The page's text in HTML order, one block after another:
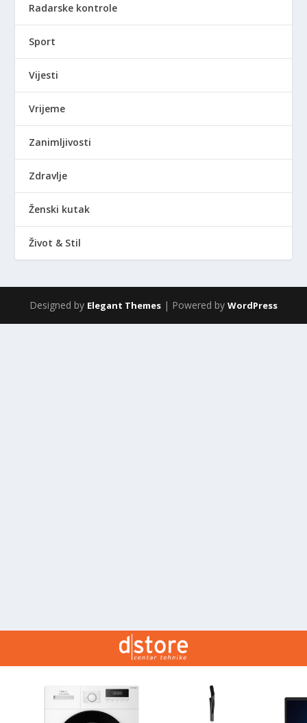
Radarske kontrole
Sport
Vijesti
Vrijeme
Zanimljivosti
Zdravlje
Ženski kutak
Život & Stil
Designed by Elegant Themes | Powered by WordPress